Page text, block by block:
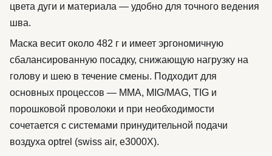
цвета дуги и материала — удобно для точного ведения
шва.
Маска весит около 482 г и имеет эргономичную
сбалансированную посадку, снижающую нагрузку на
голову и шею в течение смены. Подходит для
основных процессов — MMA, MIG/MAG, TIG и
порошковой проволоки и при необходимости
сочетается с системами принудительной подачи
воздуха optrel (swiss air, e3000X).